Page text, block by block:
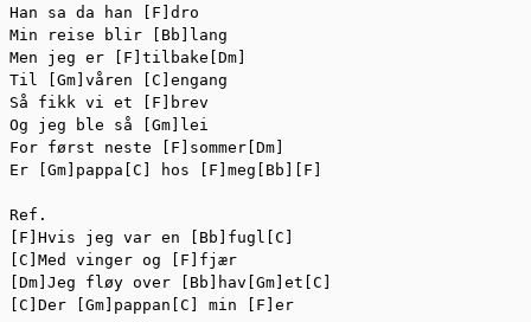
Han sa da han [F]dro
Min reise blir [Bb]lang
Men jeg er [F]tilbake[Dm]
Til [Gm]våren [C]engang
Så fikk vi et [F]brev
Og jeg ble så [Gm]lei
For først neste [F]sommer[Dm]
Er [Gm]pappa[C] hos [F]meg[Bb][F]
Ref.
[F]Hvis jeg var en [Bb]fugl[C]
[C]Med vinger og [F]fjær
[Dm]Jeg fløy over [Bb]hav[Gm]et[C]
[C]Der [Gm]pappan[C] min [F]er